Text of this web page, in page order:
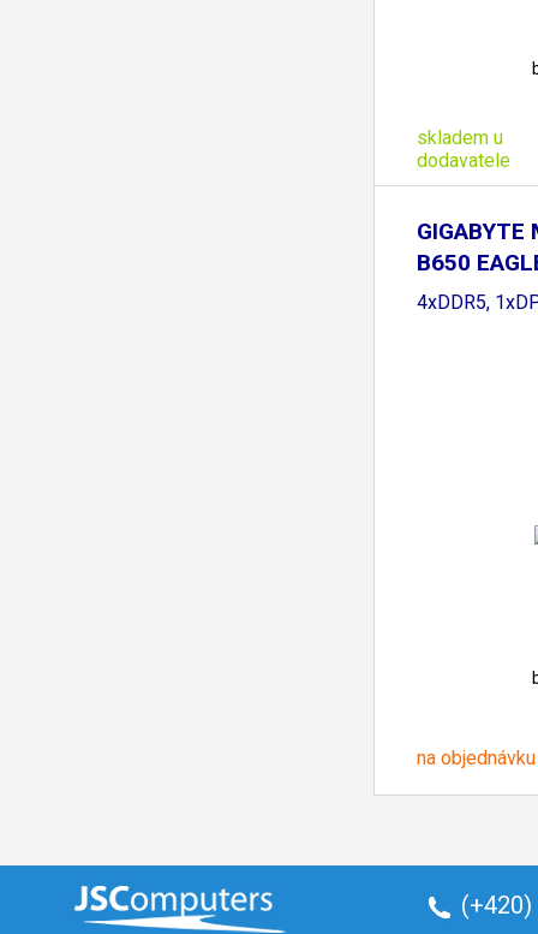
skladem u
dodavatele
GIGABYTE
B650
B650,
4xDDR5,
na objednávku
(+420)